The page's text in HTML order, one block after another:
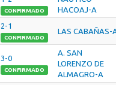
CONFIRMADO
HACOAJ-A
2-1
CONFIRMADO
LAS CABAÑAS-
3-0
CONFIRMADO
A. SAN
LORENZO DE
ALMAGRO-A